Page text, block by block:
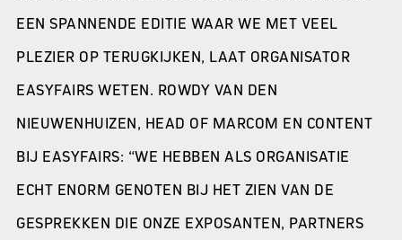
EEN SPANNENDE EDITIE WAAR WE MET VEEL
PLEZIER OP TERUGKIJKEN, LAAT ORGANISATOR
EASYFAIRS WETEN. ROWDY VAN DEN
NIEUWENHUIZEN, HEAD OF MARCOM EN CONTENT
BIJ EASYFAIRS: “WE HEBBEN ALS ORGANISATIE
ECHT ENORM GENOTEN BIJ HET ZIEN VAN DE
GESPREKKEN DIE ONZE EXPOSANTEN, PARTNERS